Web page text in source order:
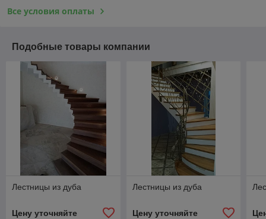
Все условия оплаты
Подобные товары компании
Лестницы из дуба
Цену уточняйте
Лестницы из дуба
Цену уточняйте